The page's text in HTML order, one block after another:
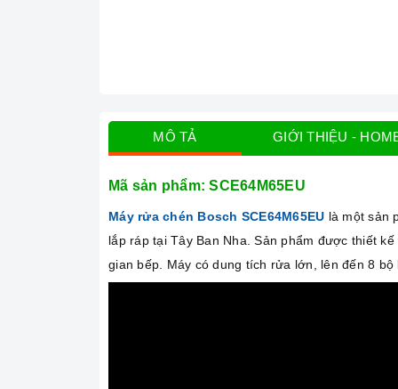
MÔ TẢ GIỚI THIỆU -
Mã sản phẩm:SCE64M65EU
Máy rửa chén Bosch SCE64M65EU là một sản
lắp ráp tại Tây Ban Nha. Sản phẩm được thiết
gian bếp. Máy có dung tích rửa lớn, lên đến 8